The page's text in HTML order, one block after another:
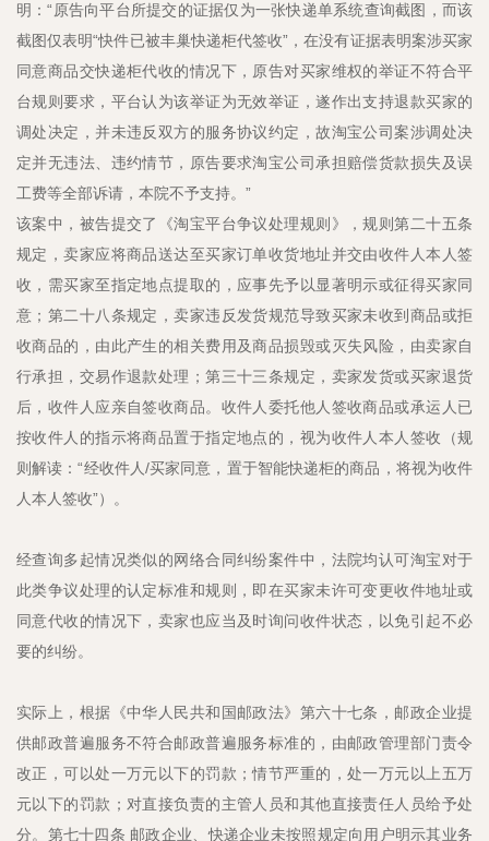
明：“原告向平台所提交的证据仅为一张快递单系统查询截图，而该
截图仅表明“快件已被丰巢快递柜代签收”，在没有证据表明案涉买家
同意商品交快递柜代收的情况下，原告对买家维权的举证不符合平
台规则要求，平台认为该举证为无效举证，遂作出支持退款买家的
调处决定，并未违反双方的服务协议约定，故淘宝公司案涉调处决
定并无违法、违约情节，原告要求淘宝公司承担赔偿货款损失及误
工费等全部诉请，本院不予支持。”
该案中，被告提交了《淘宝平台争议处理规则》，规则第二十五条
规定，卖家应将商品送达至买家订单收货地址并交由收件人本人签
收，需买家至指定地点提取的，应事先予以显著明示或征得买家同
意；第二十八条规定，卖家违反发货规范导致买家未收到商品或拒
收商品的，由此产生的相关费用及商品损毁或灭失风险，由卖家自
行承担，交易作退款处理；第三十三条规定，卖家发货或买家退货
后，收件人应亲自签收商品。收件人委托他人签收商品或承运人已
按收件人的指示将商品置于指定地点的，视为收件人本人签收（规
则解读：“经收件人/买家同意，置于智能快递柜的商品，将视为收件
人本人签收”）。
经查询多起情况类似的网络合同纠纷案件中，法院均认可淘宝对于
此类争议处理的认定标准和规则，即在买家未许可变更收件地址或
同意代收的情况下，卖家也应当及时询问收件状态，以免引起不必
要的纠纷。
实际上，根据《中华人民共和国邮政法》第六十七条，邮政企业提
供邮政普遍服务不符合邮政普遍服务标准的，由邮政管理部门责令
改正，可以处一万元以下的罚款；情节严重的，处一万元以上五万
元以下的罚款；对直接负责的主管人员和其他直接责任人员给予处
分。第七十四条 邮政企业、快递企业未按照规定向用户明示其业务